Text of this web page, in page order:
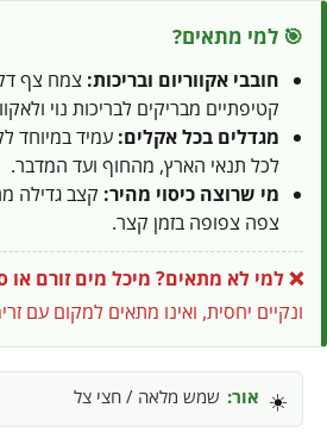
🎯 למי מתאים?
חובבי אקווריום ובריכות: צמח צף
קטיפתיים מבריקים לבריכות נוי
מגדלים בכל אקלים:
לכל תנאי הארץ, מהחוף ועד המדבר.
מי שרוצה כיסוי מהיר: קצב גדילה
צפה צפופה בזמן קצר.
❌ למי לא מתאים? מיכל מים זורם או
ונקיים יחסית, ואינו מתאים למקום עם
☀️ אור: שמש מלאה / חצי צל